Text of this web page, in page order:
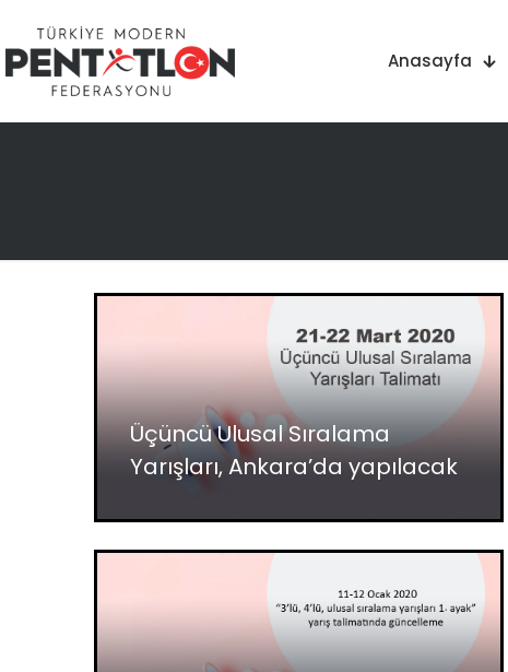
Anasayfa
Üçüncü Ulusal Sıralama
Yarışları, Ankara’da yapılacak